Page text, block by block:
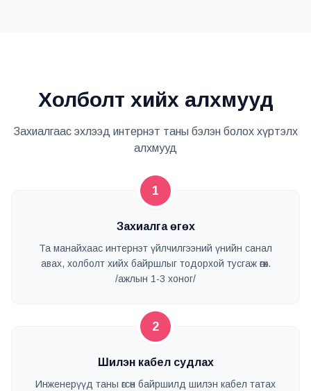
Холболт хийх алхмууд
Захиалгаас эхлээд интернэт таны бэлэн болох хүртэлх
алхмууд
1
Захиалга өгөх
Та манайхаас интернэт үйлчилгээний үнийн санал
авах, холболт хийх байршлыг тодорхой тусгаж өгөх.
/ажлын 1-3 хоног/
2
Шилэн кабел судлах
Инженерүүд таны өгсөн байршилд шилэн кабел татах